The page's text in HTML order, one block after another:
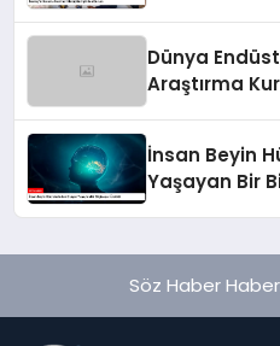
Dünya
Araştırma
İnsan Beyin
Yaşayan Bir
Söz Haber